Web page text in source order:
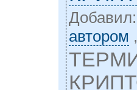
автором